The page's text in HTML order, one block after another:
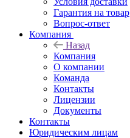
Гарантия на товар
Вопрос-ответ
Компания
Назад
Компания
О компании
Команда
Контакты
Лицензии
Документы
Контакты
Юридическим лицам